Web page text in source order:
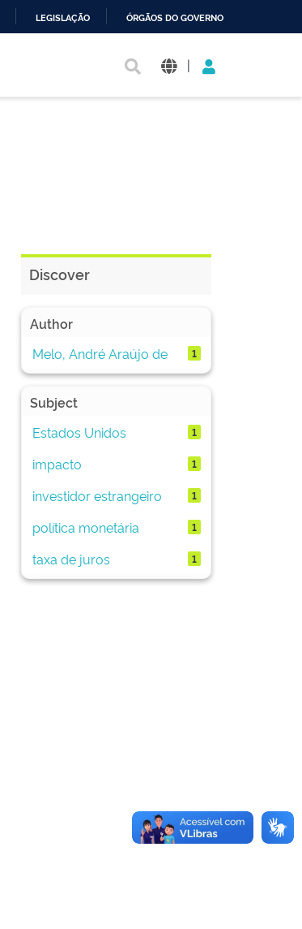
LEGISLAÇÃO ÓRGÃOS DO GOVERNO
|
Discover
Author
Melo, André Araújo de
1
Subject
Estados Unidos
1
impacto 1
investidor estrangeiro 1
política monetária 1
taxa de juros 1